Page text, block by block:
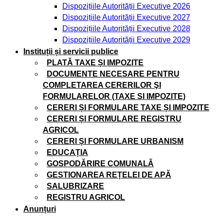
Dispozițiile Autorității Executive 2026
Dispozițiile Autorității Executive 2027
Dispozițiile Autorității Executive 2028
Dispozițiile Autorității Executive 2029
Instituții și servicii publice
PLATĂ TAXE ȘI IMPOZITE
DOCUMENTE NECESARE PENTRU
COMPLETAREA CERERILOR ŞI
FORMULARELOR (TAXE SI IMPOZITE)
CERERI ȘI FORMULARE TAXE ȘI IMPOZITE
CERERI ȘI FORMULARE REGISTRU
AGRICOL
CERERI ȘI FORMULARE URBANISM
EDUCAȚIA
GOSPODĂRIRE COMUNALĂ
GESTIONAREA REȚELEI DE APĂ
SALUBRIZARE
REGISTRU AGRICOL
Anunțuri